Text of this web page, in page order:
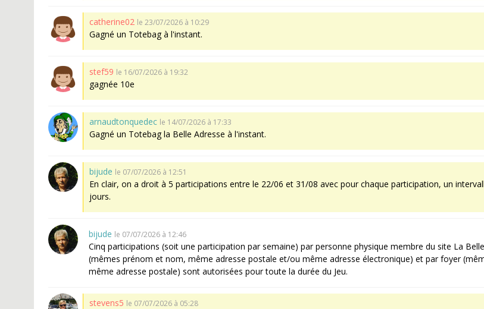
catherine02 le 23/07/2026 à 10:29
Gagné un Totebag à l'instant.
stef59 le 16/07/2026 à 19:32
gagnée 10e
arnaudtonquedec le 14/07/2026 à 17:33
Gagné un Totebag la Belle Adresse à l'instant.
bijude le 07/07/2026 à 12:51
En clair, on a droit à 5 participations entre le 22/06 et 31/08 avec pour chaque participation, un
jours.
bijude le 07/07/2026 à 12:46
Cinq participations (soit une participation par semaine) par personne physique membre du site La
(mêmes prénom et nom, même adresse postale et/ou même adresse électronique) et par foyer
même adresse postale) sont autorisées pour toute la durée du Jeu.
stevens5 le 07/07/2026 à 05:28